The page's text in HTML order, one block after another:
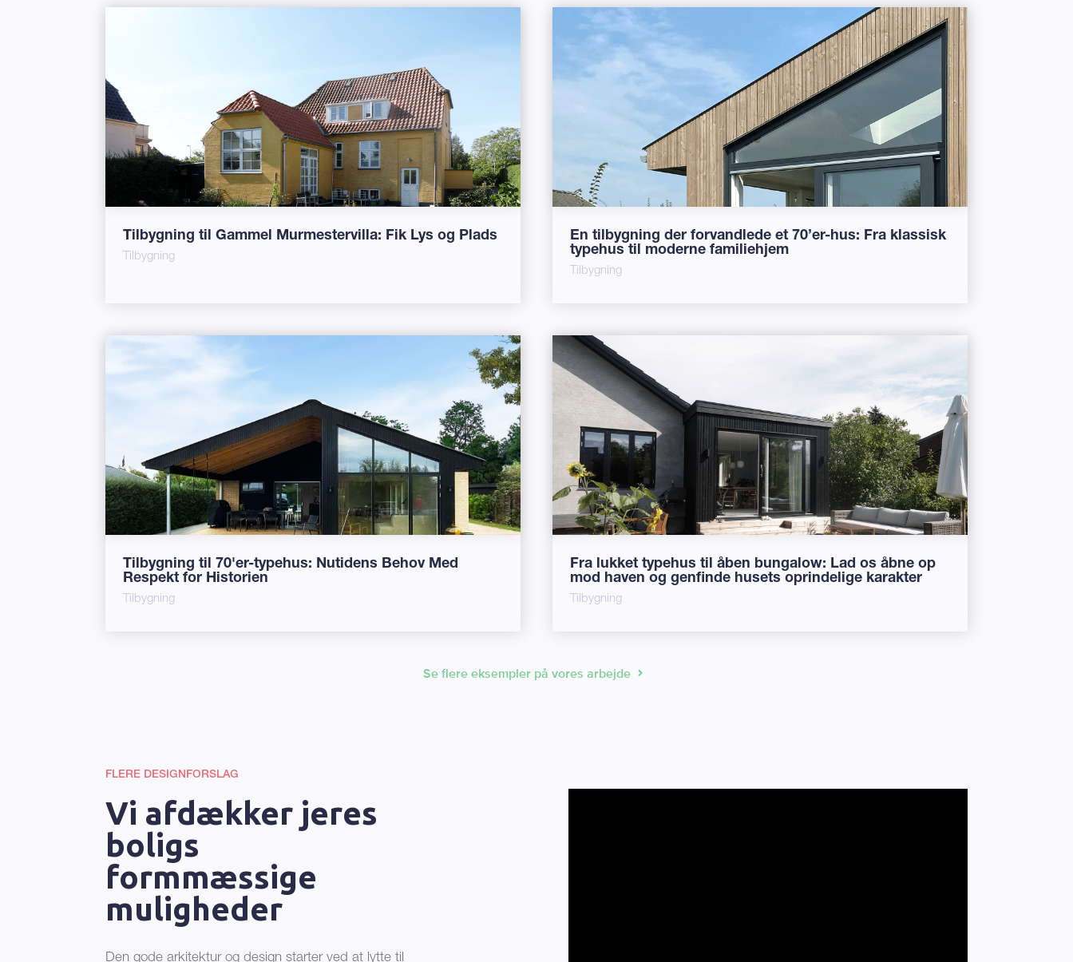
Tilbygning til Gammel Murmestervilla: Fik Lys og Plads
Tilbygning
En tilbygning der forvandlede et 70’er-hus: Fra klassisk
typehus til moderne familiehjem
Tilbygning
Tilbygning til 70'er-typehus: Nutidens Behov Med
Respekt for Historien
Tilbygning
Fra lukket typehus til åben bungalow: Lad os åbne op
mod haven og genfinde husets oprindelige karakter
Tilbygning
Se flere eksempler på vores arbejde
FLERE DESIGNFORSLAG
Vi afdækker jeres
boligs
formmæssige
muligheder
Den gode arkitektur og design starter ved at lytte til